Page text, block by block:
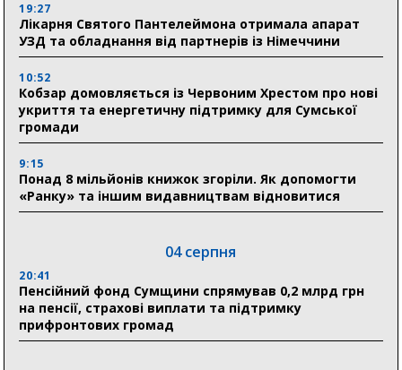
19:27
Лікарня Святого Пантелеймона отримала апарат
УЗД та обладнання від партнерів із Німеччини
10:52
Кобзар домовляється із Червоним Хрестом про нові
укриття та енергетичну підтримку для Сумської
громади
9:15
Понад 8 мільйонів книжок згоріли. Як допомогти
«Ранку» та іншим видавництвам відновитися
04 серпня
20:41
Пенсійний фонд Сумщини спрямував 0,2 млрд грн
на пенсії, страхові виплати та підтримку
прифронтових громад